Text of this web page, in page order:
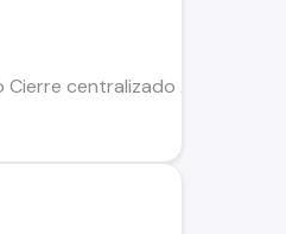
centralizado Alarma